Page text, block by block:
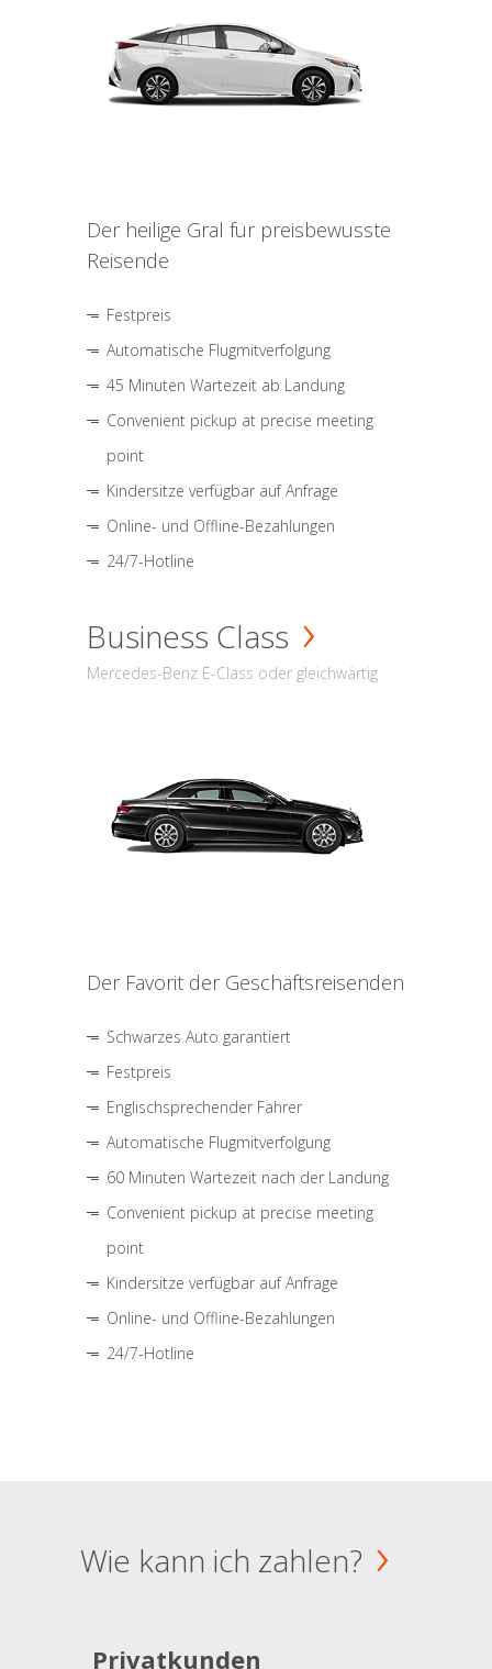
Der heilige Gral für preisbewusste
Reisende
Festpreis
Automatische Flugmitverfolgung
45 Minuten Wartezeit ab Landung
Convenient pickup at precise meeting
point
Kindersitze verfügbar auf Anfrage
Online- und Offline-Bezahlungen
24/7-Hotline
Business Class
Mercedes-Benz E-Class oder gleichwärtig
Der Favorit der Geschäftsreisenden
Schwarzes Auto garantiert
Festpreis
Englischsprechender Fahrer
Automatische Flugmitverfolgung
60 Minuten Wartezeit nach der Landung
Convenient pickup at precise meeting
point
Kindersitze verfügbar auf Anfrage
Online- und Offline-Bezahlungen
24/7-Hotline
Wie kann ich zahlen?
Privatkunden